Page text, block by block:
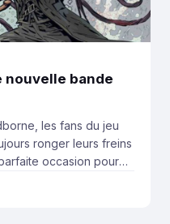
nouvelle bande
les fans du jeu
ronger leurs freins
occasion pour
juillet 2022, cette